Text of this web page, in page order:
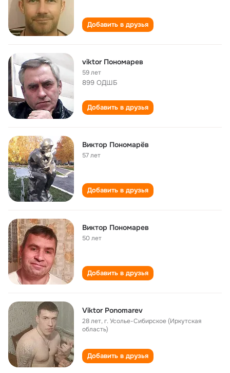
Добавить в друзья
viktor Пономарев
59 лет
899 ОДШБ
Добавить в друзья
Виктор Пономарëв
57 лет
Добавить в друзья
Виктор Пономарев
50 лет
Добавить в друзья
Viktor Ponomarev
28 лет,г. Усолье-Сибирское (Иркутская
область)
Добавить в друзья